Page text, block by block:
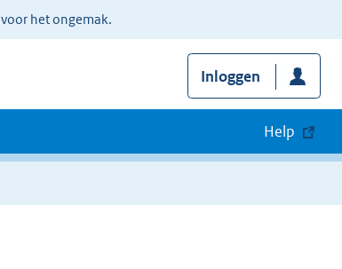
het ongemak.
Inloggen
Help